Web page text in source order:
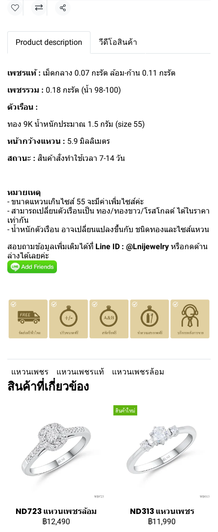
แชร์
Product description วีดีโอสินค้า
เพชรแท้ : เม็ดกลาง 0.07 กะรัต ล้อม-ก้าน 0.11 กะรัต
เพชรรวม : 0.18 กะรัต (น้ำ 98-100)
ตัวเรือน :
ทอง 9K น้ำหนักประมาณ 1.5 กรัม (size 55)
หน้ากว้างแหวน : 5.9 มิลลิเมตร
สถานะ : สินค้าสั่งทำใช้เวลา 7-14 วัน
หมายเหตุ
- ขนาดแหวนเกินไซส์ 55 จะมีค่าเพิ่มไซส์ค่ะ
- สามารถเปลี่ยนตัวเรือนเป็น ทอง/ทองขาว/โรสโกลด์ ได้ในราคา
เท่ากัน
- น้ำหนักตัวเรือน อาจเปลี่ยนแปลงขึ้นกับ ชนิดทองและไซส์แหวน
สอบถามข้อมูลเพิ่มเติมได้ที่ Line ID : @Lnijewelry หรือกดด้าน
ล่างได้เลยค่ะ
แหวนเพชร แหวนเพชรแท้ แหวนเพชรล้อม
สินค้าที่เกี่ยวข้อง
ND723 แหวนเพชรล้อม
฿12,490
สินค้าใหม่
ND313 แหวนเพชร
฿11,990